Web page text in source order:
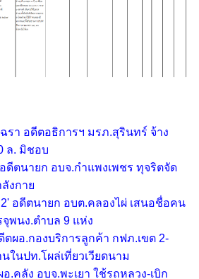
รา อดีตอธิการฯ มรภ.สุรินทร์ จ้าง
ล. มิชอบ
ดีตนายก อบจ.กำแพงเพชร ทุจริตจัด
งกาย
อดีตนายก อบต.คลองไผ่ เสนอชื่อคน
พนง.ตำบล 9 แห่ง
ผอ.กองบริการลูกค้า กฟภ.เขต 2-
ในปท.โผล่เที่ยวเวียดนาม
.คลัง อบจ.พะเยา ใช้รถหลวง-เบิก